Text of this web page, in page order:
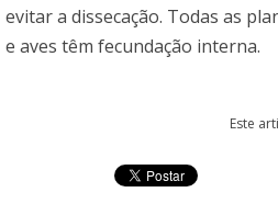
evitar a dissecação. Todas as
e aves têm fecundação interna.
Este